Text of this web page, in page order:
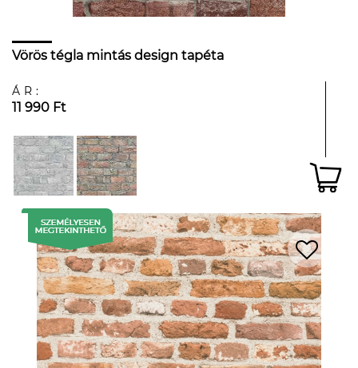
Vörös tégla mintás design tapéta
ÁR:
11 990 Ft